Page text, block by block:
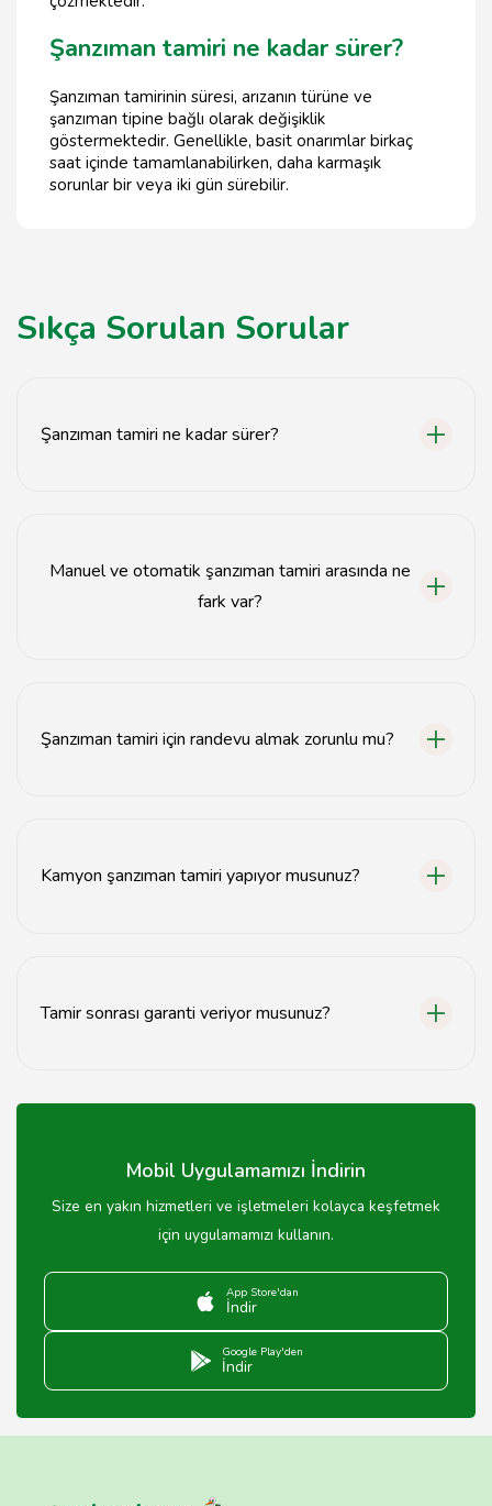
Şanzıman tamiri ne kadar sürer?
Şanzıman tamirinin süresi, arızanın türüne ve
şanzıman tipine bağlı olarak değişiklik
göstermektedir. Genellikle, basit onarımlar birkaç
saat içinde tamamlanabilirken, daha karmaşık
sorunlar bir veya iki gün sürebilir.
Sıkça Sorulan Sorular
Şanzıman tamiri ne kadar sürer?
Manuel ve otomatik şanzıman tamiri arasında ne
fark var?
Şanzıman tamiri için randevu almak zorunlu mu?
Kamyon şanzıman tamiri yapıyor musunuz?
Tamir sonrası garanti veriyor musunuz?
sunmaktayız.
Mobil Uygulamamızı İndirin
Size en yakın hizmetleri ve işletmeleri kolayca keşfetmek
için uygulamamızı kullanın.
App Store'dan
İndir
Google Play'den
İndir